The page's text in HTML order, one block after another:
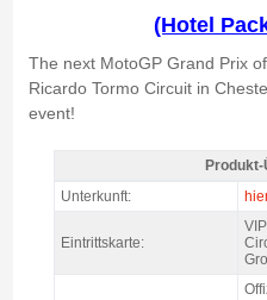
(Hotel
The next MotoGP Grand Prix
Ricardo Tormo Circuit in
event!
MotoGP VIP VILLAGE™
2026 -
Unterkunft:
Eintrittskarte: